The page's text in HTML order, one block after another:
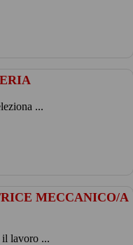
...
MECCANICO/A
il lavoro ...